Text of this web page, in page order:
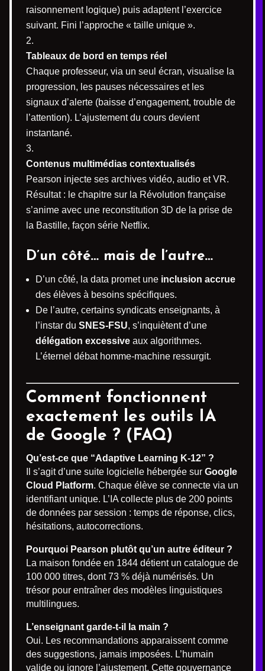
raisonnement logique) puis adaptent l’exercice
suivant. Fini l’approche « taille unique ».
Tableaux de bord en temps réel
Chaque professeur, via un seul écran, visualise la
progression, les pauses nécessaires et les
signaux d’alerte (baisse d’engagement, trouble de
l’attention). L’ajustement du cours devient
instantané.
Contenus multimédias contextualisés
Pearson injecte ses archives vidéo, audio et VR.
Résultat : le chapitre sur la Révolution française
s’anime avec une reconstitution 3D de la prise de
la Bastille, façon série Netflix.
D’un côté… mais de l’autre…
D’un côté, la data promet une inclusion accrue
des élèves à besoins spécifiques.
De l’autre, certains syndicats enseignants, à
l’instar du SNES-FSU, s’inquiètent d’une
délégation excessive aux algorithmes.
L’éternel débat homme-machine ressurgit.
Comment fonctionnent
exactement les outils IA
de Google ? (FAQ)
Qu’est-ce que “Adaptive Learning K-12” ?
Il s’agit d’une suite logicielle hébergée sur Google
Cloud Platform. Chaque élève se connecte via un
identifiant unique. L’IA collecte plus de 200 points
de données par session : temps de réponse, clics,
hésitations, autocorrections.
Pourquoi Pearson plutôt qu’un autre éditeur ?
La maison fondée en 1844 détient un catalogue de
100 000 titres, dont 73 % déjà numérisés. Un
trésor pour entraîner des modèles linguistiques
multilingues.
L’enseignant garde-t-il la main ?
Oui. Les recommandations apparaissent comme
des suggestions, jamais imposées. L’humain
valide ou ignore l’ajustement. Cette gouvernance